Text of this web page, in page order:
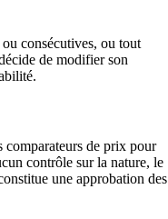
consécutives, ou tout
de modifier son
comparateurs de prix pour
contrôle sur la nature, le
une approbation des